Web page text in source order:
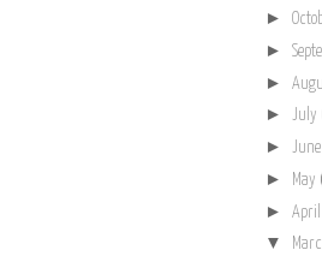
►
►
►
► July
► June
► May
► April
▼